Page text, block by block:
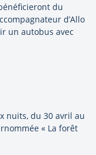
du
d’Allo
un autobus avec
nuits, du 30 avril au
« La forêt